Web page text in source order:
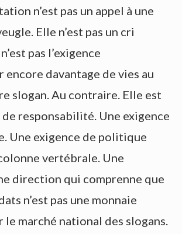
n’est pas un appel à une
Elle n’est pas un cri
pas l’exigence
encore davantage de vies au
slogan. Au contraire. Elle est
de responsabilité. Une exigence
Une exigence de politique
vertébrale. Une
direction qui comprenne que
n’est pas une monnaie
le marché national des slogans.